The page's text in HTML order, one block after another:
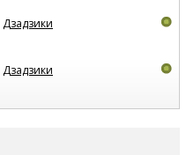
Дзадзики
Дзадзики